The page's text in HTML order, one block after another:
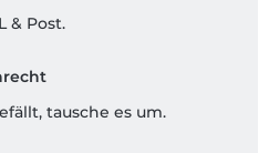
& Post.
tausche es um.